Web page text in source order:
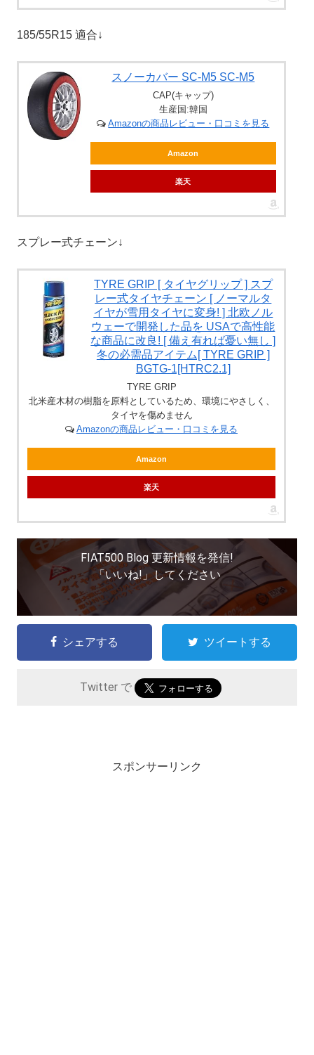
185/55R15 適合↓
スノーカバー SC-M5 SC-M5
CAP(キャップ)
生産国:韓国
Amazonの商品レビュー・口コミを見る
Amazon
楽天
スプレー式チェーン↓
TYRE GRIP [ タイヤグリップ ] スプ
レー式タイヤチェーン [ ノーマルタ
イヤが雪用タイヤに変身! ] 北欧ノル
ウェーで開発した品を USAで高性能
な商品に改良! [ 備え有れば憂い無し ]
冬の必需品アイテム[ TYRE GRIP ]
BGTG-1[HTRC2.1]
TYRE GRIP
北米産木材の樹脂を原料としているため、環境にやさしく、
タイヤを傷めません
Amazonの商品レビュー・口コミを見る
Amazon
楽天
FIAT500 Blog 更新情報を発信!
「いいね!」してください
シェアする ツイートする
Twitter で
スポンサーリンク